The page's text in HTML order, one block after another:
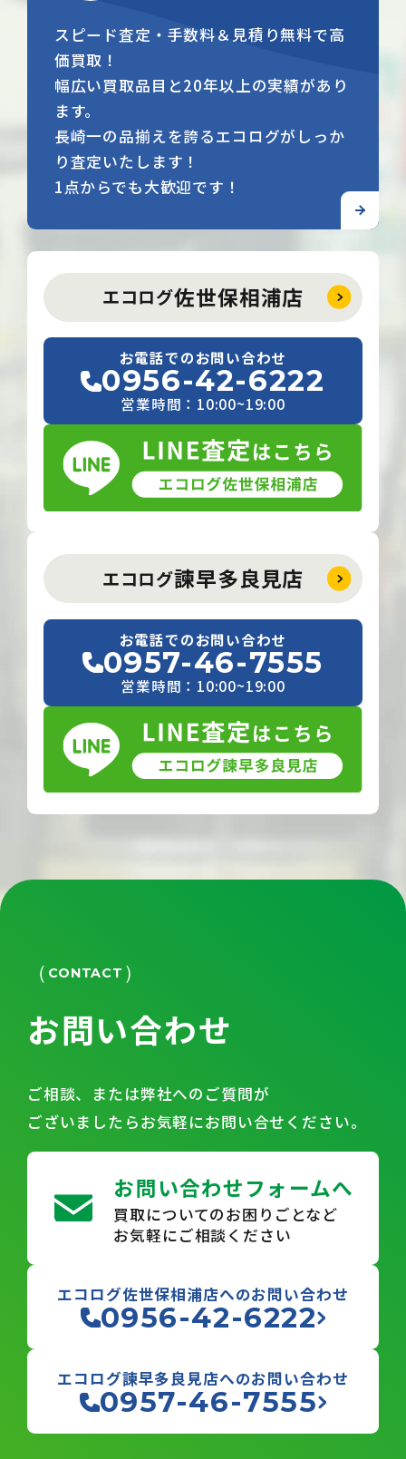
スピード査定・手数料＆見積り無料で高
価買取！
幅広い買取品目と20年以上の実績があり
ます。
長崎一の品揃えを誇るエコログがしっか
り査定いたします！
1点からでも大歓迎です！
エコログ佐世保相浦店
お電話でのお問い合わせ
0956-42-6222
営業時間：10:00~19:00
エコログ諫早多良見店
お電話でのお問い合わせ
0957-46-7555
営業時間：10:00~19:00
CONTACT
お問い合わせ
ご相談、または弊社へのご質問が
ございましたらお気軽にお問い合せください。
お問い合わせフォームへ
買取についてのお困りごとなど
お気軽にご相談ください
エコログ佐世保相浦店へのお問い合わせ
0956-42-6222
エコログ諫早多良見店へのお問い合わせ
0957-46-7555